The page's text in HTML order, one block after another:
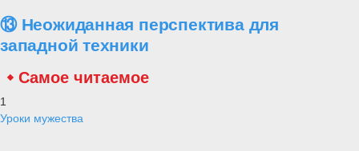
⑬ Неожиданная перспектива для
западной техники
Самое читаемое
1
Уроки мужества